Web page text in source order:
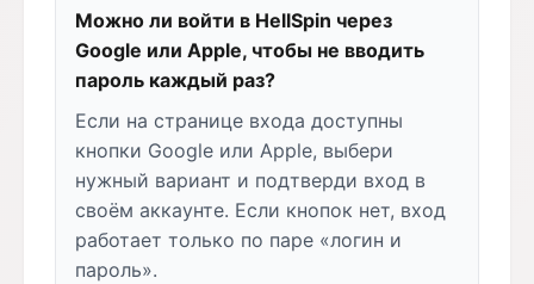
Можно ли войти в HellSpin через
Google или Apple, чтобы не вводить
пароль каждый раз?
Если на странице входа доступны
кнопки Google или Apple, выбери
нужный вариант и подтверди вход в
своём аккаунте. Если кнопок нет, вход
работает только по паре «логин и
пароль».